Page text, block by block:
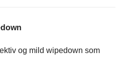
og mild wipedown som